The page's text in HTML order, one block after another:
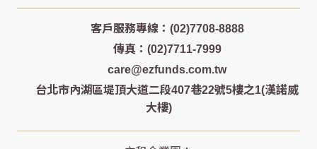
客戶服務專線：(02)7708-8888
傳真：(02)7711-7999
care@ezfunds.com.tw
台北市內湖區堤頂大道二段407巷22號5樓之1(漢諾威
大樓)